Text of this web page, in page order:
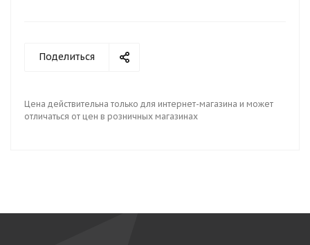
Поделиться
Цена действительна только для интернет-магазина и может
отличаться от цен в розничных магазинах